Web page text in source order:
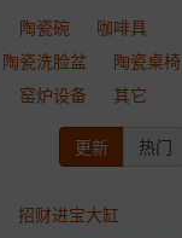
陶瓷碗
咖啡具
陶瓷洗脸盆
陶瓷桌椅
窑炉设备 其它
更新 热门